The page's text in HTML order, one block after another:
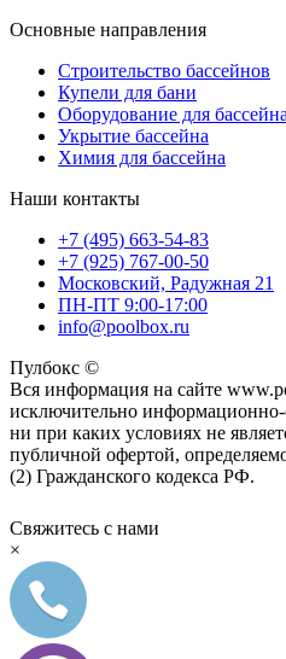
Основные направления
Строительство бассейнов
Купели для бани
Оборудование для бассейна
Укрытие бассейна
Химия для бассейна
Наши контакты
+7 (495) 663-54-83
+7 (925) 767-00-50
Московский, Радужная 21
ПН-ПТ 9:00-17:00
info@poolbox.ru
Пулбокс ©
Вся информация на сайте
исключительно
ни при каких условиях не
публичной офертой,
(2) Гражданского кодекса РФ.
Свяжитесь с нами
×